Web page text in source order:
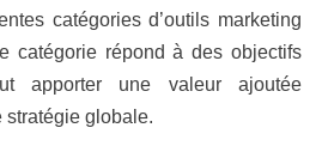
catégories d’outils marketing
catégorie répond à des objectifs
apporter une valeur ajoutée
stratégie globale.